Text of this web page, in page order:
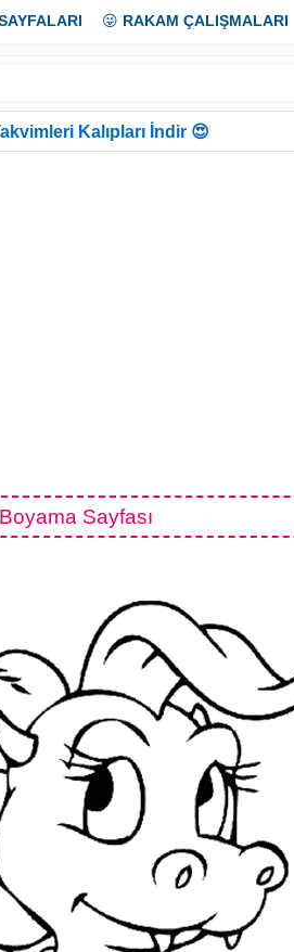
😜 RAKAM ÇALIŞMALARI
Kalıpları İndir 😍
Sayfası